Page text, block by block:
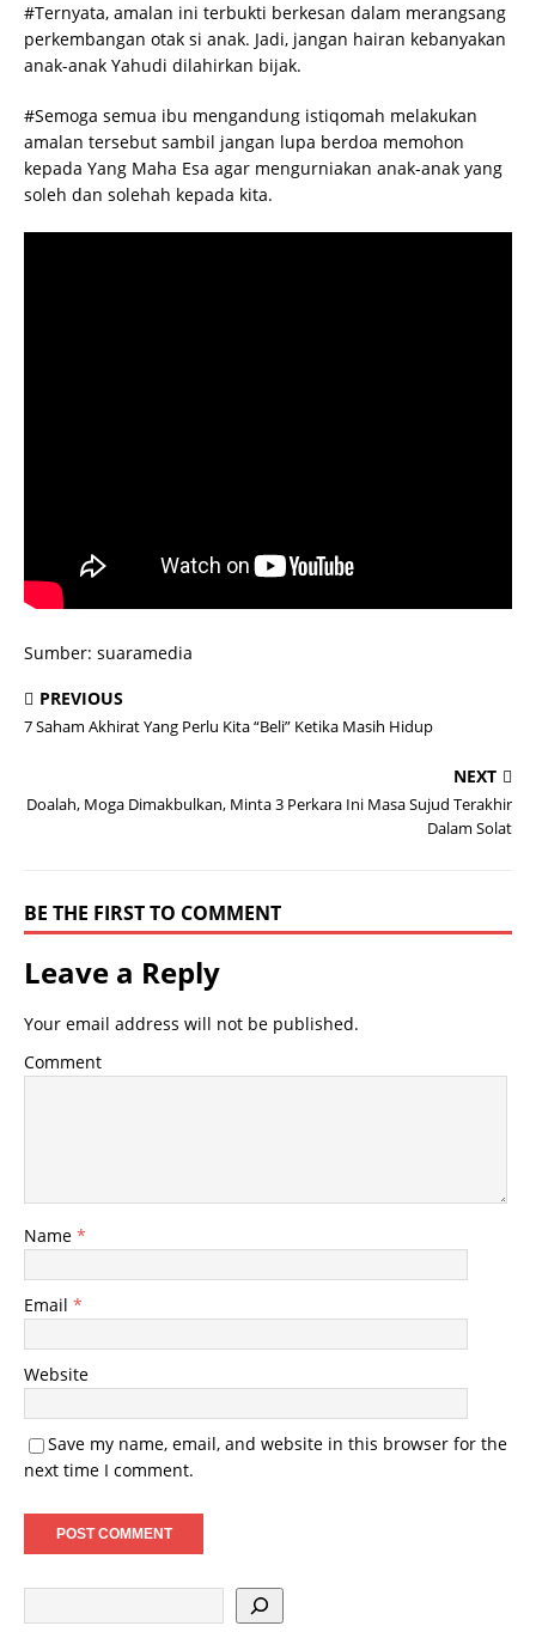
#Ternyata, amalan ini terbukti berkesan dalam merangsang
perkembangan otak si anak. Jadi, jangan hairan kebanyakan
anak-anak Yahudi dilahirkan bijak.
#Semoga semua ibu mengandung istiqomah melakukan
amalan tersebut sambil jangan lupa berdoa memohon
kepada Yang Maha Esa agar mengurniakan anak-anak yang
soleh dan solehah kepada kita.
Sumber: suaramedia
PREVIOUS
7 Saham Akhirat Yang Perlu Kita “Beli” Ketika Masih Hidup
NEXT
Doalah, Moga Dimakbulkan, Minta 3 Perkara Ini Masa Sujud Terakhir
Dalam Solat
BE THE FIRST TO COMMENT
Leave a Reply
Your email address will not be published.
Comment
Name *
Email *
Website
Save my name, email, and website in this browser for the
next time I comment.